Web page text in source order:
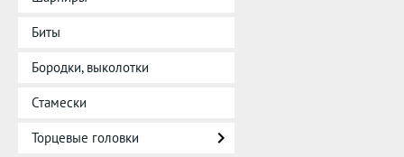
Биты
Бородки, выколотки
Стамески
Торцевые головки